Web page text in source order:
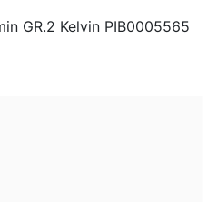
GR.2 Kelvin PIB0005565